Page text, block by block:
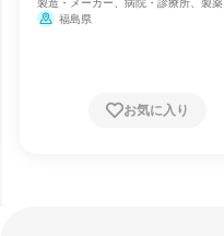
製造・メーカー、病院・診療所、製薬
福島県
お気に入り